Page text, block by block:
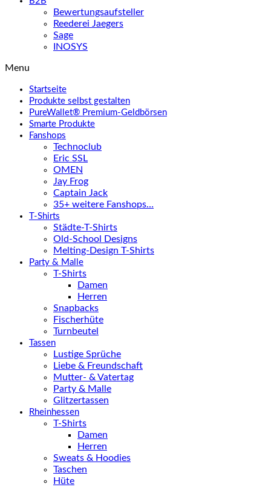
Bewertungsaufsteller
Reederei Jaegers
Sage
INOSYS
Menu
Startseite
Produkte selbst gestalten
PureWallet® Premium-Geldbörsen
Smarte Produkte
Fanshops
Technoclub
Eric SSL
OMEN
Jay Frog
Captain Jack
35+ weitere Fanshops…
T-Shirts
Städte-T-Shirts
Old-School Designs
Melting-Design T-Shirts
Party & Malle
T-Shirts
Damen
Herren
Snapbacks
Fischerhüte
Turnbeutel
Tassen
Lustige Sprüche
Liebe & Freundschaft
Mutter- & Vatertag
Party & Malle
Glitzertassen
Rheinhessen
T-Shirts
Damen
Herren
Sweats & Hoodies
Taschen
Hüte